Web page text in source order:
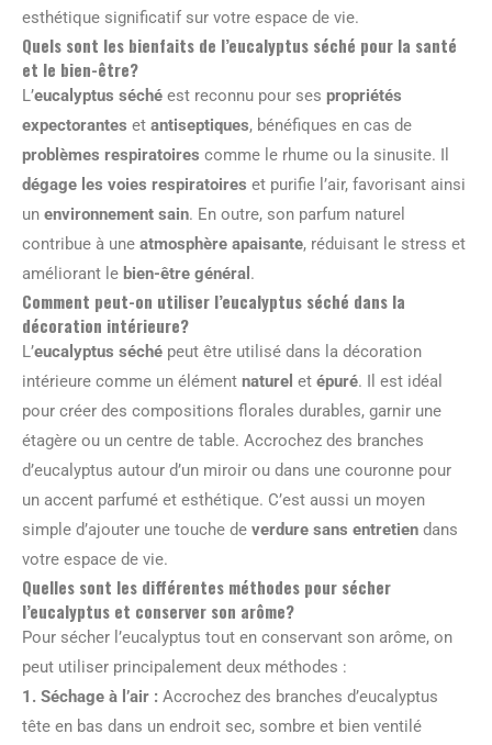
esthétique significatif sur votre espace de vie.
Quels sont les bienfaits de l’eucalyptus séché pour la santé
et le bien-être?
L’eucalyptus séché est reconnu pour ses propriétés
expectorantes et antiseptiques, bénéfiques en cas de
problèmes respiratoires comme le rhume ou la sinusite. Il
dégage les voies respiratoires et purifie l’air, favorisant ainsi
un environnement sain. En outre, son parfum naturel
contribue à une atmosphère apaisante, réduisant le stress et
améliorant le bien-être général .
Comment peut-on utiliser l’eucalyptus séché dans la
décoration intérieure?
L’eucalyptus séché peut être utilisé dans la décoration
intérieure comme un élément naturel et épuré. Il est idéal
pour créer des compositions florales durables, garnir une
étagère ou un centre de table. Accrochez des branches
d’eucalyptus autour d’un miroir ou dans une couronne pour
un accent parfumé et esthétique. C’est aussi un moyen
simple d’ajouter une touche de verdure sans entretien dans
votre espace de vie.
Quelles sont les différentes méthodes pour sécher
l’eucalyptus et conserver son arôme?
Pour sécher l’eucalyptus tout en conservant son arôme, on
peut utiliser principalement deux méthodes :
1. Séchage à l’air : Accrochez des branches d’eucalyptus
tête en bas dans un endroit sec, sombre et bien ventilé